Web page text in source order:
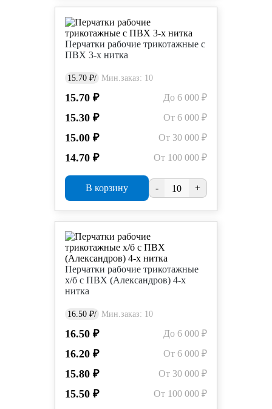
Перчатки рабочие трикотажные с
ПВХ 3-х нитка
15.70 ₽/ Мин.заказ: 10
15.70 ₽ До 6 000 ₽
15.30 ₽ От 6 000 ₽
15.00 ₽ От 30 000 ₽
14.70 ₽ От 100 000 ₽
В корзину - +
Перчатки рабочие трикотажные
х/б с ПВХ (Александров) 4-х
нитка
16.50 ₽/ Мин.заказ: 10
16.50 ₽ До 6 000 ₽
16.20 ₽ От 6 000 ₽
15.80 ₽ От 30 000 ₽
15.50 ₽ От 100 000 ₽